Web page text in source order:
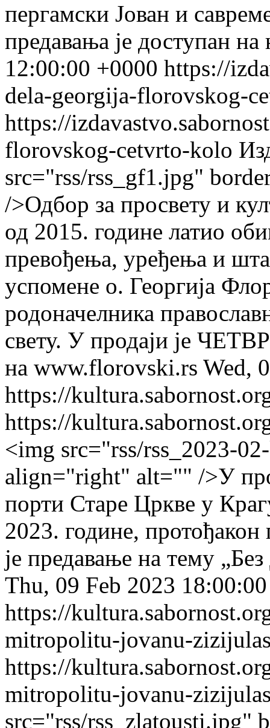
пергамски Јован и
предавања је доступан на
12:00:00 +0000 https://
dela-georgija-florovskog-
https://
florovskog-cetvrto-kolo
src="rss/rss_gf1.jpg"
/>Одбор за просвету и
од 2015. године латио
превођења, уређења и
успомене о. Георгија
родоначелника
свету. У продаји је
на www.florovski.rs Wed,
https://
https://
<img src="rss/rss_2023-
align="right" alt="" />У
порти Старе Цркве у
2023. године,
је предавање на тему
Thu, 09 Feb 2023
https://
mitropolitu-jovanu-
https://
mitropolitu-jovanu-
src="rss/